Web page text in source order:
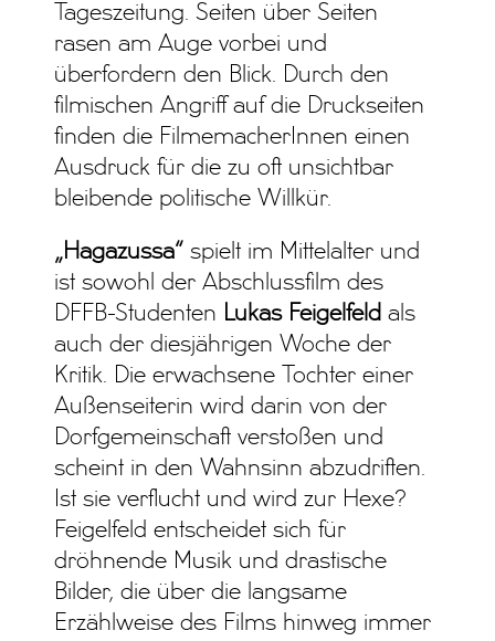
Tageszeitung. Seiten über Seiten
rasen am Auge vorbei und
überfordern den Blick. Durch den
filmischen Angriff auf die Druckseiten
finden die FilmemacherInnen einen
Ausdruck für die zu oft unsichtbar
bleibende politische Willkür.
„Hagazussa“ spielt im Mittelalter und
ist sowohl der Abschlussfilm des
DFFB-Studenten Lukas Feigelfeld als
auch der diesjährigen Woche der
Kritik. Die erwachsene Tochter einer
Außenseiterin wird darin von der
Dorfgemeinschaft verstoßen und
scheint in den Wahnsinn abzudriften.
Ist sie verflucht und wird zur Hexe?
Feigelfeld entscheidet sich für
dröhnende Musik und drastische
Bilder, die über die langsame
Erzählweise des Films hinweg immer